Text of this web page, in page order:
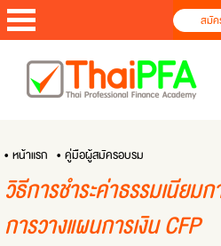
สมัค
• หน้าแรก • คู่มือผู้สมัครอบรม
วิธีการชำระค่าธรรมเนียม
การวางแผนการเงิน CFP